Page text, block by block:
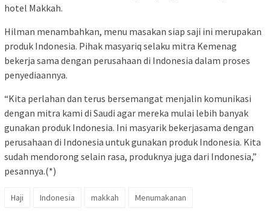
hotel Makkah.
Hilman menambahkan, menu masakan siap saji ini merupakan
produk Indonesia. Pihak masyariq selaku mitra Kemenag
bekerja sama dengan perusahaan di Indonesia dalam proses
penyediaannya.
“Kita perlahan dan terus bersemangat menjalin komunikasi
dengan mitra kami di Saudi agar mereka mulai lebih banyak
gunakan produk Indonesia. Ini masyarik bekerjasama dengan
perusahaan di Indonesia untuk gunakan produk Indonesia. Kita
sudah mendorong selain rasa, produknya juga dari Indonesia,”
pesannya.(*)
Haji Indonesia makkah Menumakanan